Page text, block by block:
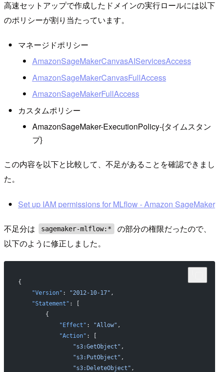
高速セットアップで作成したドメインの実行ロールには以下
のポリシーが割り当たっています。
マネージドポリシー
AmazonSageMakerCanvasAIServicesAccess
AmazonSageMakerCanvasFullAccess
AmazonSageMakerFullAccess
カスタムポリシー
AmazonSageMaker-ExecutionPolicy-{タイムスタン
プ}
この内容を以下と比較して、不足があることを確認できまし
た。
Set up IAM permissions for MLflow - Amazon SageMaker
不足分は sagemaker-mlflow:*
の部分の権限だったので、
以下のように修正しました。
{
    "Version"
: "2012-10-17" ,
    "Statement"
: [
        {
            "Effect"
: "Allow" ,
            "Action"
: [
                "s3:GetObject"
,
                "s3:PutObject"
,
                "s3:DeleteObject"
,